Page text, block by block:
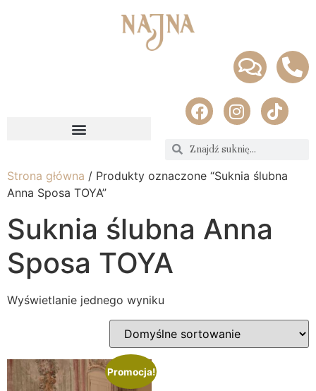
Strona główna / Produkty oznaczone “Suknia ślubna
Anna Sposa TOYA”
Suknia ślubna Anna
Sposa TOYA
Wyświetlanie jednego wyniku
Promocja!